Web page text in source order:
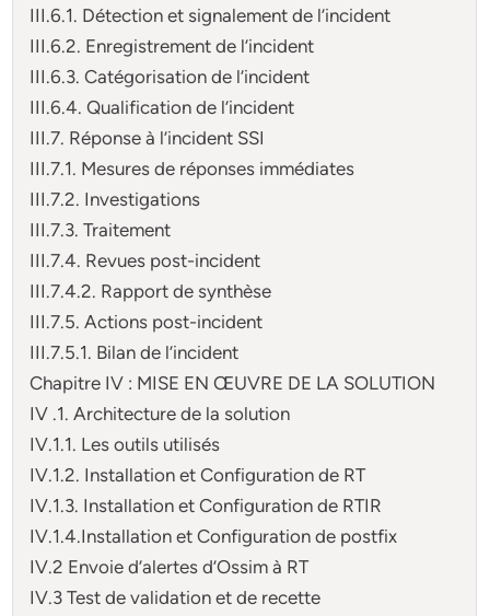
III.6.1. Détection et signalement de l’incident
III.6.2. Enregistrement de l’incident
III.6.3. Catégorisation de l’incident
III.6.4. Qualification de l’incident
III.7. Réponse à l’incident SSI
III.7.1. Mesures de réponses immédiates
III.7.2. Investigations
III.7.3. Traitement
III.7.4. Revues post-incident
III.7.4.2. Rapport de synthèse
III.7.5. Actions post-incident
III.7.5.1. Bilan de l’incident
Chapitre IV : MISE EN ŒUVRE DE LA SOLUTION
IV .1. Architecture de la solution
IV.1.1. Les outils utilisés
IV.1.2. Installation et Configuration de RT
IV.1.3. Installation et Configuration de RTIR
IV.1.4.Installation et Configuration de postfix
IV.2 Envoie d’alertes d’Ossim à RT
IV.3 Test de validation et de recette